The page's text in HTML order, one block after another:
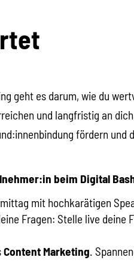
geht es darum, wie du
und langfristig an
fördern und
beim Digital
mit hochkarätigen
Fragen: Stelle live deine
Content Marketing.